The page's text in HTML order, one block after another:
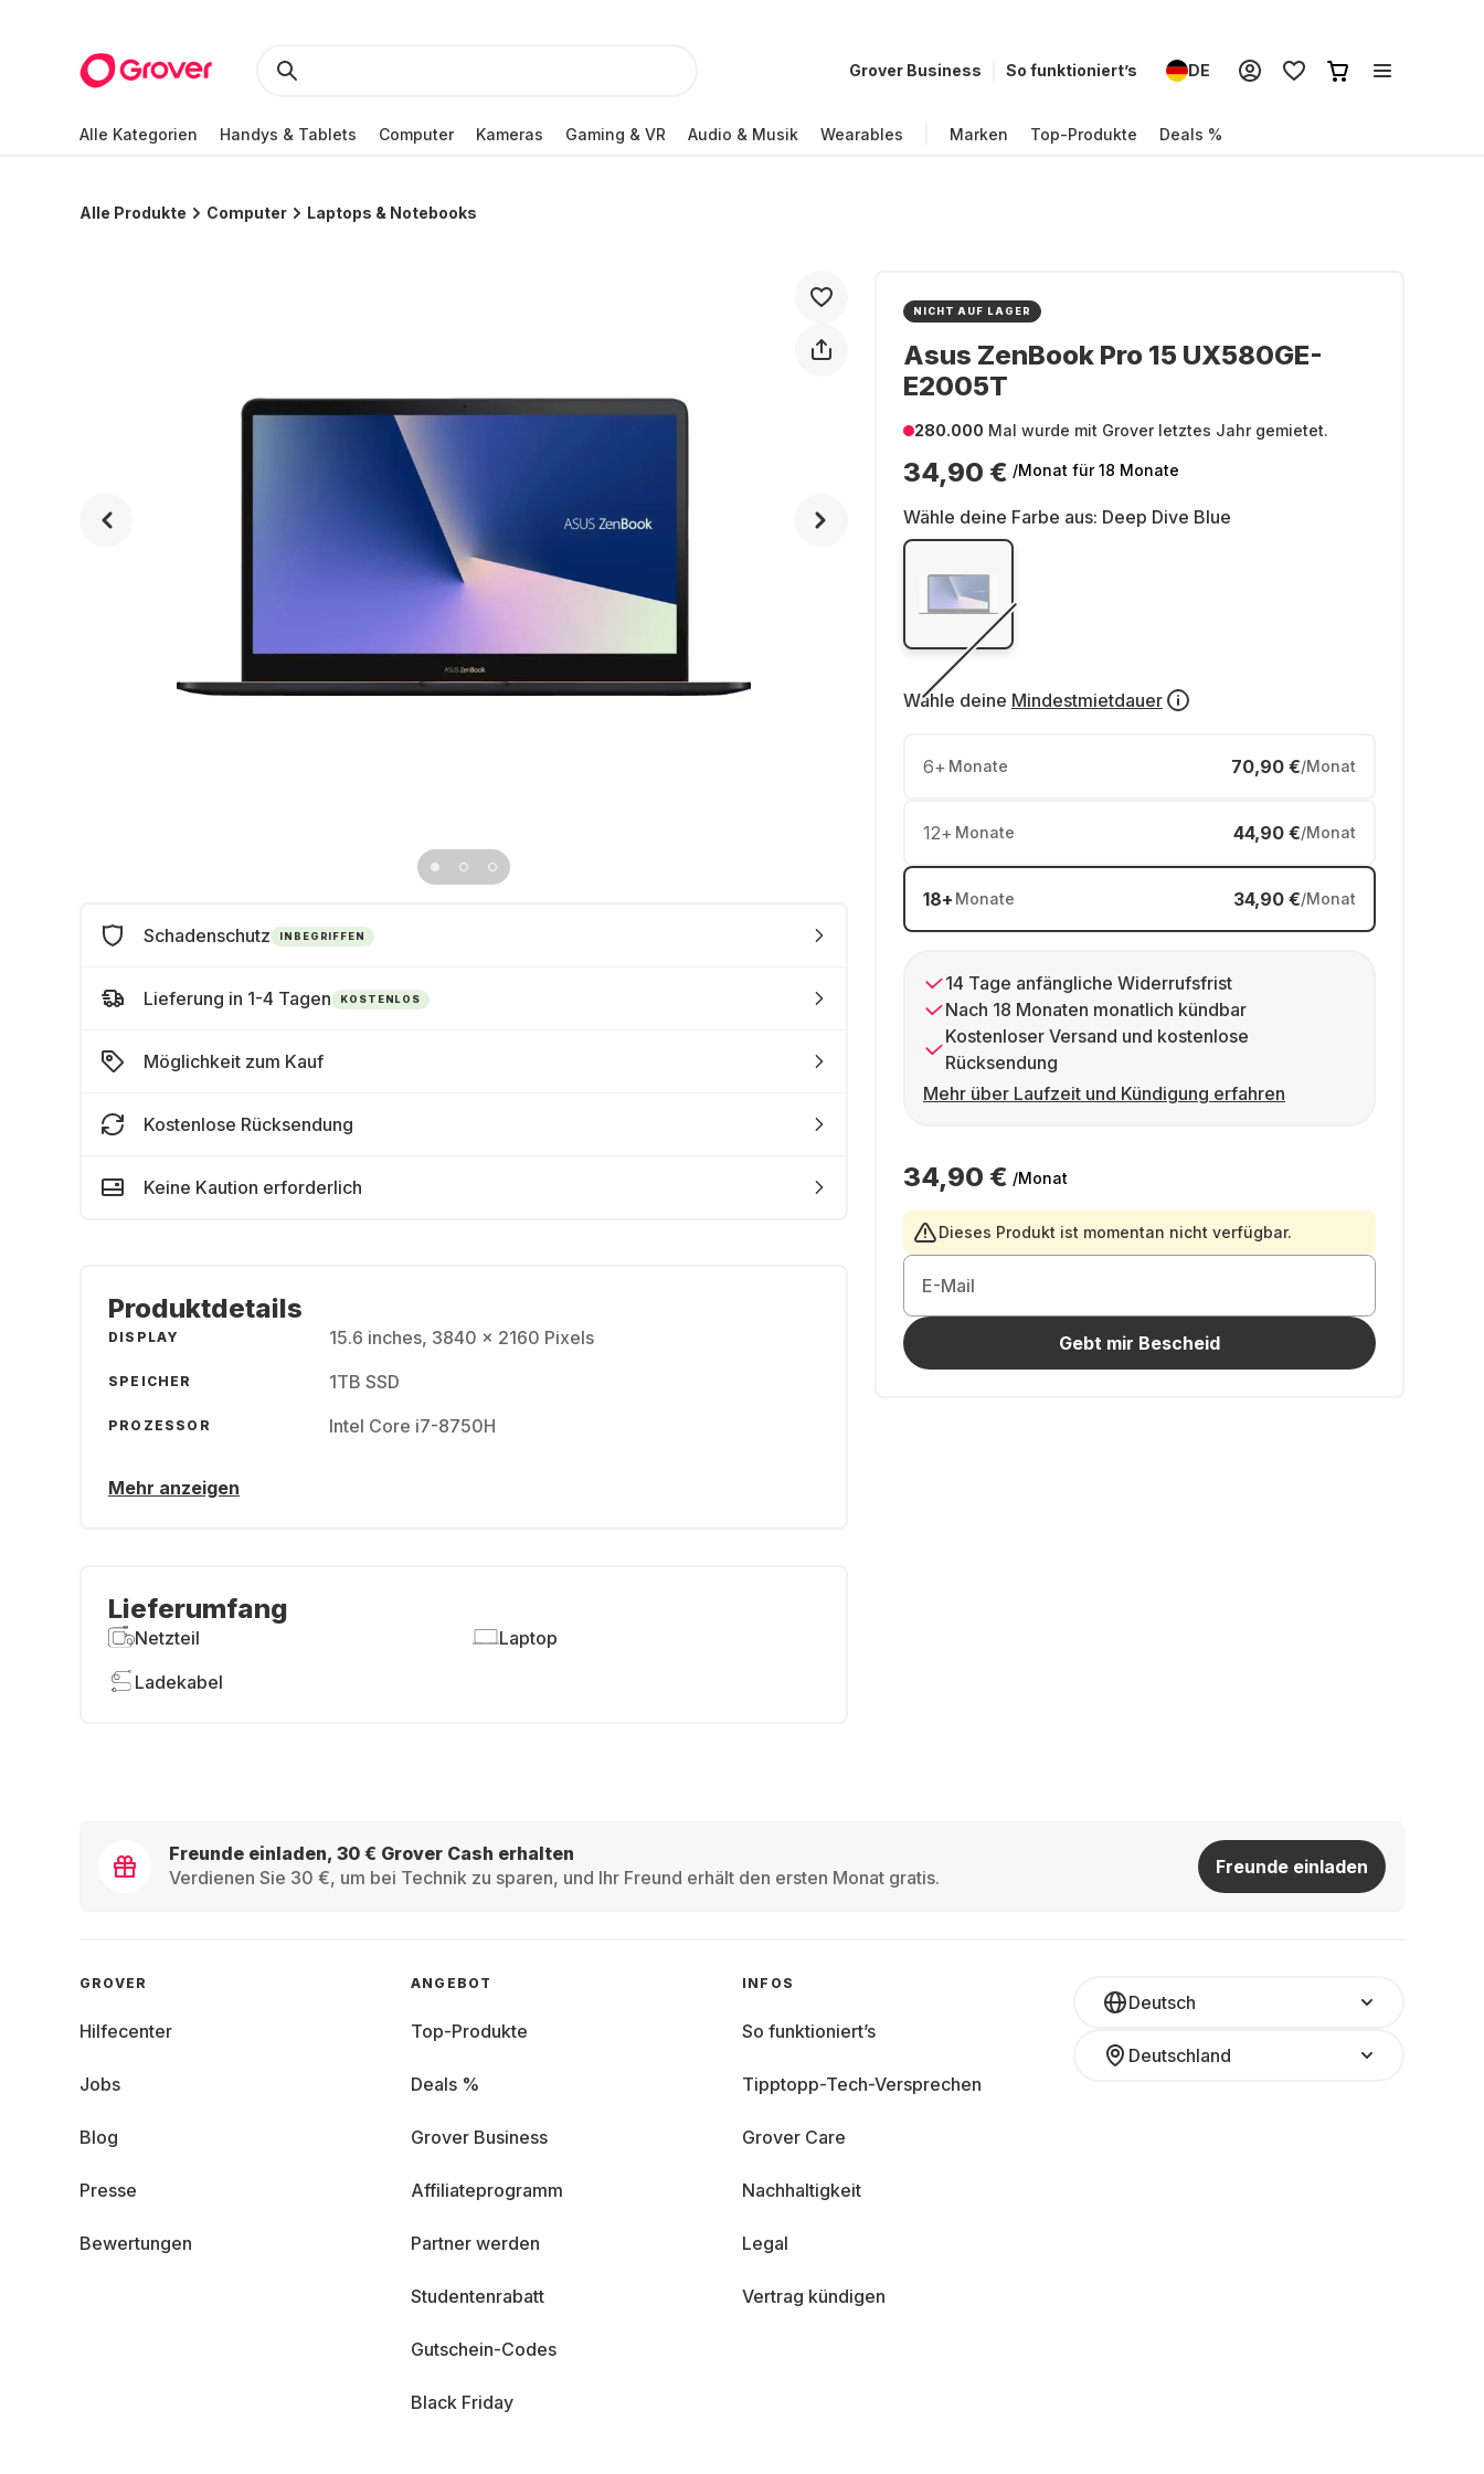
Grover Business So funktioniert’s DE
Alle Kategorien Handys & Tablets Computer Kameras Gaming & VR Audio & Musik Wearables Marken Top-Produkte Deals %
Alle Produkte Computer Laptops & Notebooks
NICHT AUF LAGER
Asus ZenBook Pro 15 UX580GE-
E2005T
280.000 Mal wurde mit Grover letztes Jahr gemietet.
34,90 € /Monat für 18 Monate
Wähle deine Farbe aus: Deep Dive Blue
Wähle deine Mindestmietdauer
6+ Monate 70,90 €/Monat
12+ Monate 44,90 €/Monat
18+ Monate 34,90 €/Monat
14 Tage anfängliche Widerrufsfrist
Nach 18 Monaten monatlich kündbar
Kostenloser Versand und kostenlose
Rücksendung
Mehr über Laufzeit und Kündigung erfahren
34,90 € /Monat
Dieses Produkt ist momentan nicht verfügbar.
E-Mail
Gebt mir Bescheid
Schadenschutz INBEGRIFFEN
Lieferung in 1-4 Tagen KOSTENLOS
Möglichkeit zum Kauf
Kostenlose Rücksendung
Keine Kaution erforderlich
Produktdetails
DISPLAY 15.6 inches, 3840 x 2160 Pixels
SPEICHER 1TB SSD
PROZESSOR Intel Core i7-8750H
Mehr anzeigen
Lieferumfang
Netzteil
Laptop
Ladekabel
Freunde einladen, 30 € Grover Cash erhalten
Verdienen Sie 30 €, um bei Technik zu sparen, und Ihr Freund erhält den ersten Monat gratis.
Freunde einladen
Deutsch
Deutschland
GROVER
Hilfecenter
Jobs
Blog
Presse
Bewertungen
ANGEBOT
Top-Produkte
Deals %
Grover Business
Affiliateprogramm
Partner werden
Studentenrabatt
Gutschein-Codes
Black Friday
INFOS
So funktioniert’s
Tipptopp-Tech-Versprechen
Grover Care
Nachhaltigkeit
Legal
Vertrag kündigen